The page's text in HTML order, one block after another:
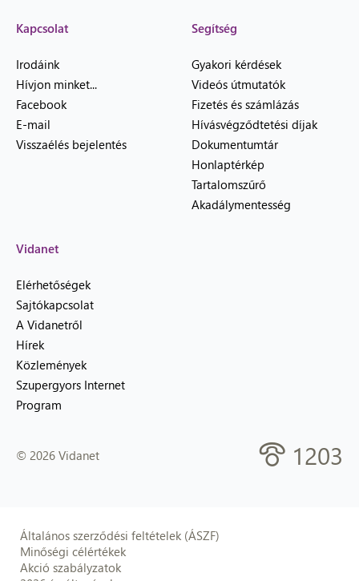
Kapcsolat
Irodáink
Hívjon minket...
Facebook
E-mail
Visszaélés bejelentés
Segítség
Gyakori kérdések
Videós útmutatók
Fizetés és számlázás
Hívásvégződtetési díjak
Dokumentumtár
Honlaptérkép
Tartalomszűrő
Akadálymentesség
Vidanet
Elérhetőségek
Sajtókapcsolat
A Vidanetről
Hírek
Közlemények
Szupergyors Internet
Program
© 2026 Vidanet 1203
Általános szerződési feltételek (ÁSZF)
Minőségi célértékek
Akció szabályzatok